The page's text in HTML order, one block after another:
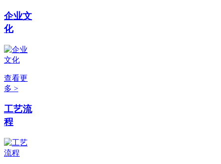
企业文
化
查看更
多 >
工艺流
程